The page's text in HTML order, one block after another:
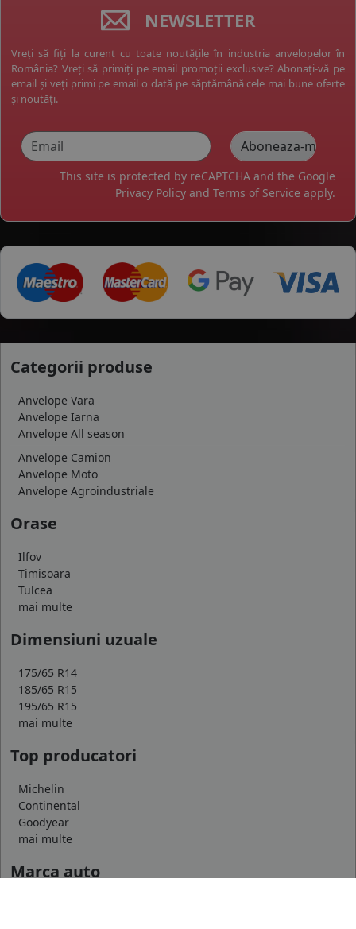
NEWSLETTER
Vreți să fiți la curent cu toate noutățile în industria anvelopelor în
România? Vreți să primiți pe email promoții exclusive? Abonați-vă pe
email și veți primi pe email o dată pe săptămână cele mai bune oferte
și noutăți.
This site is protected by reCAPTCHA and the Google
Privacy Policy and Terms of Service apply.
Categorii produse
Anvelope Vara
Anvelope Iarna
Anvelope All season
Anvelope Camion
Anvelope Moto
Anvelope Agroindustriale
Orase
Ilfov
Timisoara
Tulcea
mai multe
Dimensiuni uzuale
175/65 R14
185/65 R15
195/65 R15
mai multe
Top producatori
Michelin
Continental
Goodyear
mai multe
Marca auto